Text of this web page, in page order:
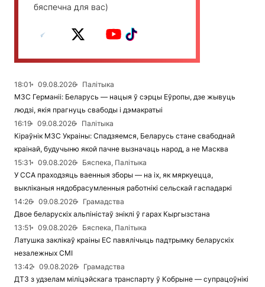
бяспечна для вас)
18:01 09.08.2026
Палітыка
МЗС Германіі: Беларусь — нацыя ў сэрцы Еўропы, дзе жывуць
людзі, якія прагнуць свабоды і дэмакратыі
16:19
09.08.2026
Палітыка
Кіраўнік МЗС Украіны: Спадзяемся, Беларусь стане свабоднай
краінай, будучыню якой пачне вызначаць народ, а не Масква
15:31
09.08.2026
Бяспека, Палітыка
У ССА праходзяць ваенныя зборы — на іх, як мяркуецца,
выкліканыя нядобрасумленныя работнікі сельскай гаспадаркі
14:26
09.08.2026
Грамадства
Двое беларускіх альпіністаў зніклі ў гарах Кыргызстана
13:51
09.08.2026
Бяспека, Палітыка
Латушка заклікаў краіны ЕС павялічыць падтрымку беларускіх
незалежных СМІ
13:42
09.08.2026
Грамадства
ДТЗ з удзелам міліцэйскага транспарту ў Кобрыне — супрацоўнікі